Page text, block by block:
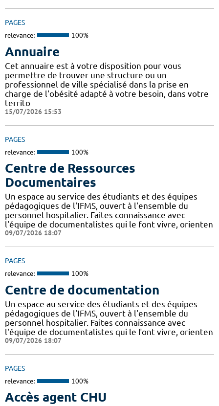
PAGES
relevance: 100%
Annuaire
Cet annuaire est à votre disposition pour vous
permettre de trouver une structure ou un
professionnel de ville spécialisé dans la prise en
charge de l'obésité adapté à votre besoin, dans votre
territo
15/07/2026 15:53
PAGES
relevance: 100%
Centre de Ressources
Documentaires
Un espace au service des étudiants et des équipes
pédagogiques de l'IFMS, ouvert à l'ensemble du
personnel hospitalier. Faites connaissance avec
l'équipe de documentalistes qui le font vivre, orienten
09/07/2026 18:07
PAGES
relevance: 100%
Centre de documentation
Un espace au service des étudiants et des équipes
pédagogiques de l'IFMS, ouvert à l'ensemble du
personnel hospitalier. Faites connaissance avec
l'équipe de documentalistes qui le font vivre, orienten
09/07/2026 18:07
PAGES
relevance: 100%
Accès agent CHU